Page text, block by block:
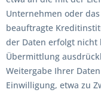
Unternehmen oder
beauftragte
der Daten erfolgt nicht
Übermittlung
Weitergabe Ihrer
Einwilligung, etwa zu